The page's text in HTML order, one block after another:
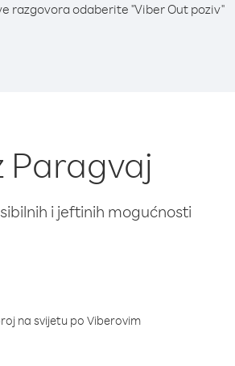
razgovora odaberite "Viber Out poziv"
Paragvaj
i jeftinih mogućnosti
na svijetu po Viberovim